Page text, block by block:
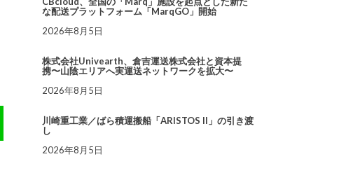
な配送プラットフォーム「MarqGO」開始
2026年8月5日
株式会社Univearth、倉吉運送株式会社と資本提
携〜山陰エリアへ実運送ネットワークを拡大〜
2026年8月5日
川崎重工業／ばら積運搬船「ARISTOS II」の引き渡
し
2026年8月5日